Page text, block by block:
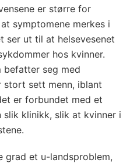
er større for
symptomene merkes i
ser ut til at helsevesenet
hos kvinner.
befatter seg med
stort sett menn, iblant
er forbundet med et
klinikk, slik at kvinner i
grad et u-landsproblem,